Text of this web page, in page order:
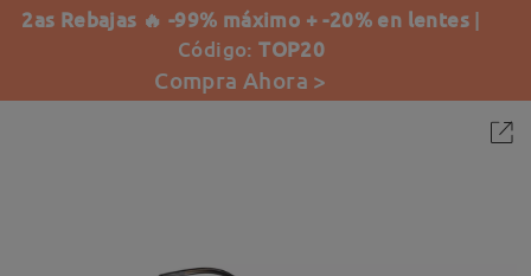
2as Rebajas 🔥 -99% máximo + -20% en lentes |
Código:TOP20
Compra Ahora >